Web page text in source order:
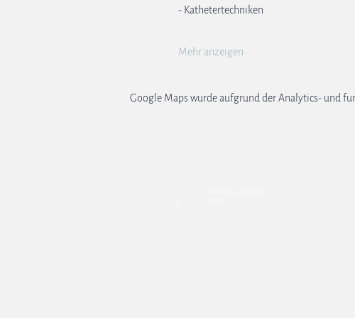
- Kathetertechniken
Mehr anzeigen
Google Maps wurde aufgrund der Analytics- und